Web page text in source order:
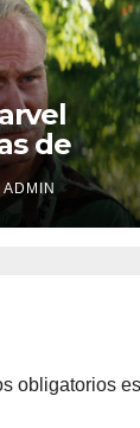
de
ADMIN
obligatorios